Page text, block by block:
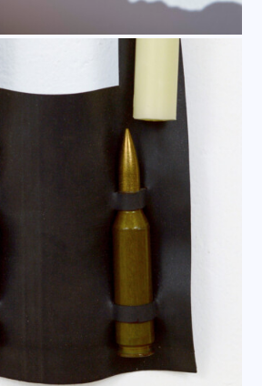
al tropo conjura escenas que
y giros de sentido; cada
y por otra al mismo tiempo;
y ocupa su lugar